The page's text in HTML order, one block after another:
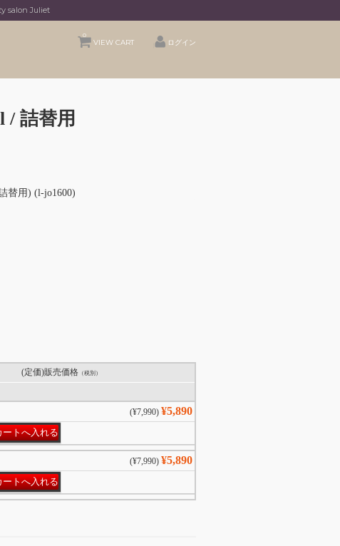
salon Juliet
VIEW CART
0
ログイン
/ 詰替用
替用) (l-jo1600)
(定価)販売価格 （税別）
(¥7,990) ¥5,890
(¥7,990) ¥5,890